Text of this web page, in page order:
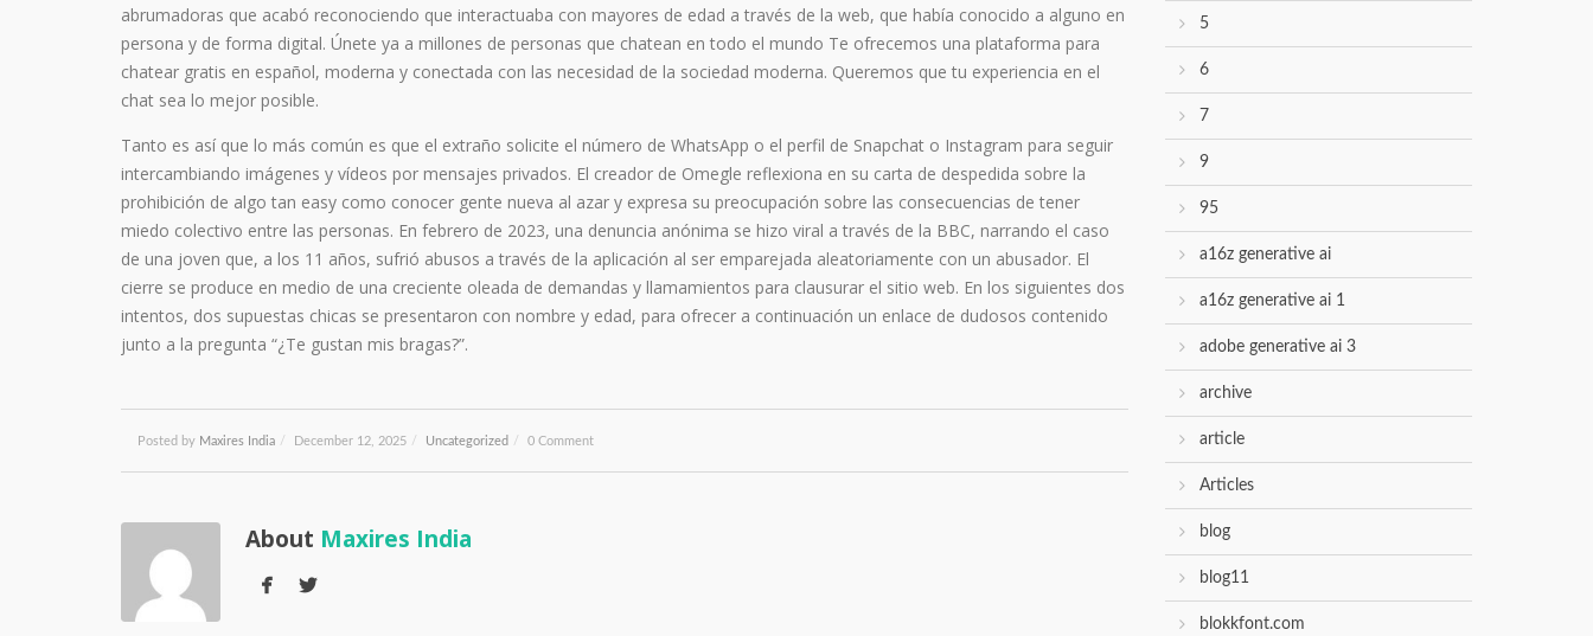
abrumadoras que acabó reconociendo que interactuaba con mayores de edad a través de la web, que había conocido a alguno en
persona y de forma digital. Únete ya a millones de personas que chatean en todo el mundo Te ofrecemos una plataforma para
chatear gratis en español, moderna y conectada con las necesidad de la sociedad moderna. Queremos que tu experiencia en el
chat sea lo mejor posible.
Tanto es así que lo más común es que el extraño solicite el número de WhatsApp o el perfil de Snapchat o Instagram para seguir
intercambiando imágenes y vídeos por mensajes privados. El creador de Omegle reflexiona en su carta de despedida sobre la
prohibición de algo tan easy como conocer gente nueva al azar y expresa su preocupación sobre las consecuencias de tener
miedo colectivo entre las personas. En febrero de 2023, una denuncia anónima se hizo viral a través de la BBC, narrando el caso
de una joven que, a los 11 años, sufrió abusos a través de la aplicación al ser emparejada aleatoriamente con un abusador. El
cierre se produce en medio de una creciente oleada de demandas y llamamientos para clausurar el sitio web. En los siguientes dos
intentos, dos supuestas chicas se presentaron con nombre y edad, para ofrecer a continuación un enlace de dudosos contenido
junto a la pregunta “¿Te gustan mis bragas?”.
Posted by Maxires India / December 12, 2025 / Uncategorized / 0 Comment
About Maxires India
5
6
7
9
95
a16z generative ai
a16z generative ai 1
adobe generative ai 3
archive
article
Articles
blog
blog11
blokkfont.com